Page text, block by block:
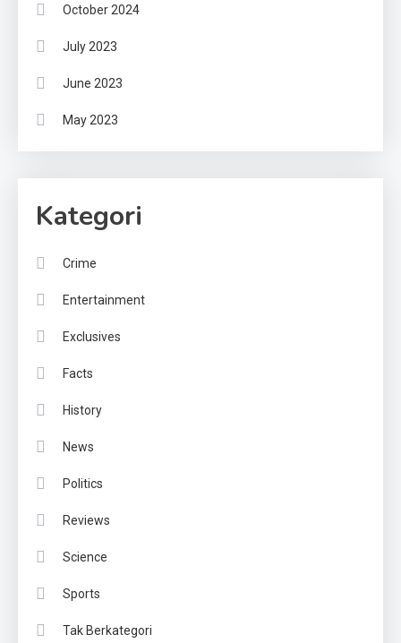
October 2024
July 2023
June 2023
May 2023
Kategori
Crime
Entertainment
Exclusives
Facts
History
News
Politics
Reviews
Science
Sports
Tak Berkategori